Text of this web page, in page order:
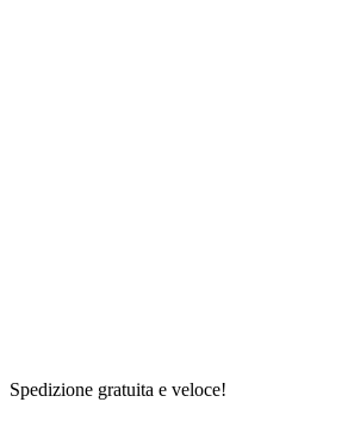
Spedizione gratuita e veloce!